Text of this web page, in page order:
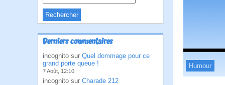
Derniers commentaires
incognito sur Quel dommage pour ce
grand porte queue !
7 Août, 12:10
incognito sur Charade 212
Humour